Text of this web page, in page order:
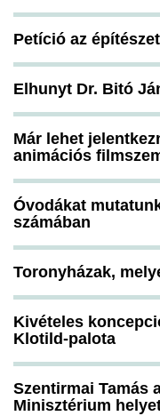
Petíció az
Elhunyt Dr. Bitó
Már lehet
animációs
Óvodákat
számában
Toronyházak,
Kivételes
Klotild-palota
Szentirmai Tamás
Minisztérium